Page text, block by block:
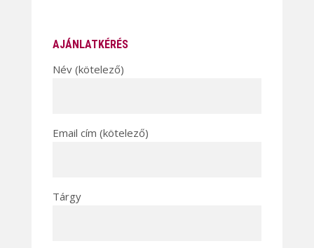
AJÁNLATKÉRÉS
Név (kötelező)
Email cím (kötelező)
Tárgy